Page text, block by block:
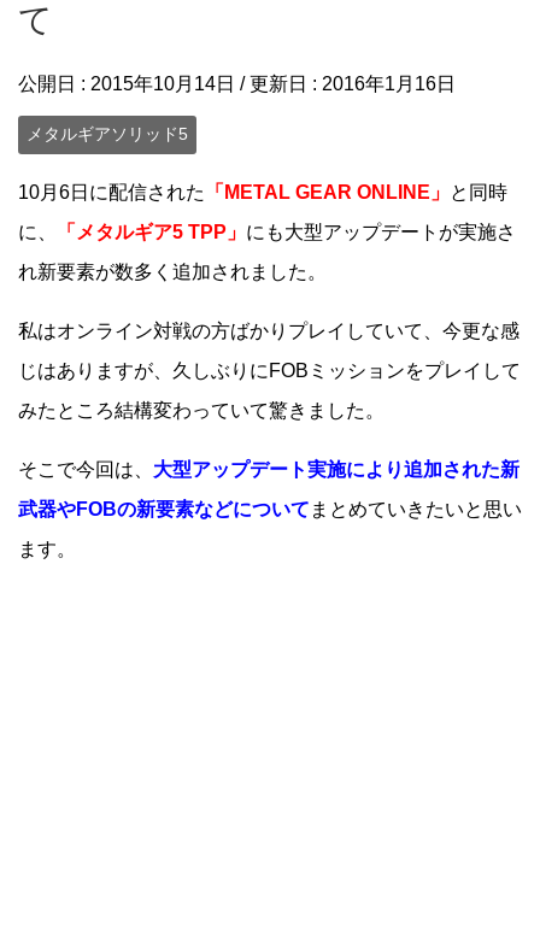
て
公開日 : 2015年10月14日 / 更新日 : 2016年1月16日
メタルギアソリッド5
10月6日に配信された 「METAL GEAR ONLINE」 と同時
に、
「メタルギア5 TPP」 にも大型アップデートが実施さ
れ新要素が数多く追加されました。
私はオンライン対戦の方ばかりプレイしていて、今更な感
じはありますが、久しぶりにFOBミッションをプレイして
みたところ結構変わっていて驚きました。
そこで今回は、 大型アップデート実施により追加された新
武器やFOBの新要素などについて まとめていきたいと思い
ます。